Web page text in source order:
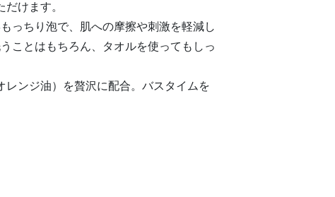
けます。
っちり泡で、肌への摩擦や刺激を軽減し
ことはもちろん、タオルを使ってもしっ
ンジ油）を贅沢に配合。バスタイムを